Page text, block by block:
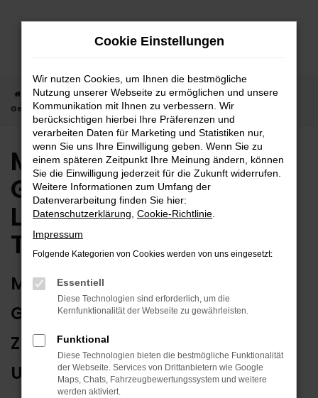
Zum
Startseite Tübingen Mercedes-Benz
Mercedes-Benz
Gebrauchtwagen | Lieferservice nach Tübingen
Mercedes-Benz
Gebrauchtwagen |
Lieferservice nach
Tübingen
MERCEDES-BENZ
GEBRAUCHTWAGEN: RUNDUM
ZUVERLÄSSIG IN TÜBINGEN
UNTERWEGS
Cookie Einstellungen
Wir nutzen Cookies, um Ihnen die bestmögliche
Nutzung unserer Webseite zu ermöglichen und unsere
Kommunikation mit Ihnen zu verbessern. Wir
berücksichtigen hierbei Ihre Präferenzen und
verarbeiten Daten für Marketing und Statistiken nur,
wenn Sie uns Ihre Einwilligung geben. Wenn Sie zu
einem späteren Zeitpunkt Ihre Meinung ändern, können
Sie die Einwilligung jederzeit für die Zukunft widerrufen.
Weitere Informationen zum Umfang der
Datenverarbeitung finden Sie hier:
Datenschutzerklärung Cookie-Richtlinie
Impressum
Folgende Kategorien von Cookies werden von uns eingesetzt:
Essentiell
Diese Technologien sind erforderlich, um die
Kernfunktionalität der Webseite zu gewährleisten.
Funktional
Diese Technologien bieten die bestmögliche Funktionalität
der Webseite. Services von Drittanbietern wie Google
Maps, Chats, Fahrzeugbewertungssystem und weitere
werden aktiviert.